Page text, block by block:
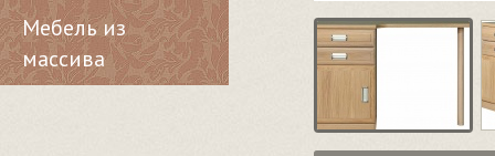
Мебель из
массива